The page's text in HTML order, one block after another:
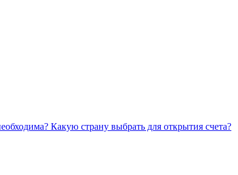
Какую страну выбрать для открытия счета?